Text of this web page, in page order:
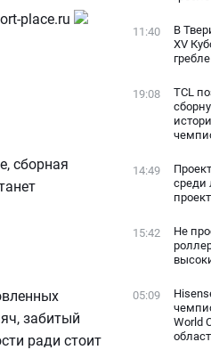
place.ru
сборная
забитый
ради стоит
11:40
В
XV
19:08
TCL
14:49
среди
15:42
Не
05:09
World